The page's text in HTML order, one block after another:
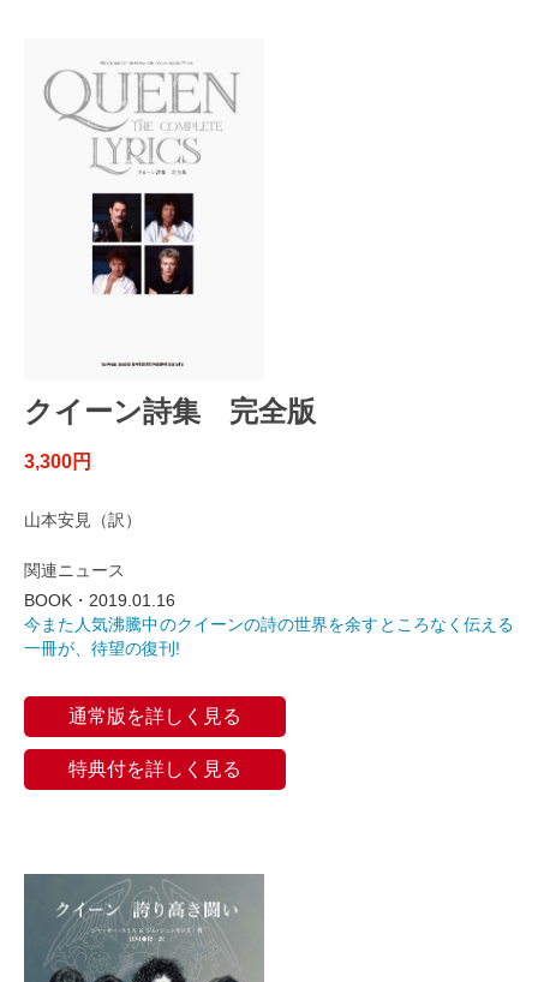
クイーン詩集 完全版
3,300円
山本安見（訳）
関連ニュース
BOOK・2019.01.16
今また人気沸騰中のクイーンの詩の世界を余すところなく伝える
一冊が、待望の復刊!
通常版を詳しく見る
特典付を詳しく見る